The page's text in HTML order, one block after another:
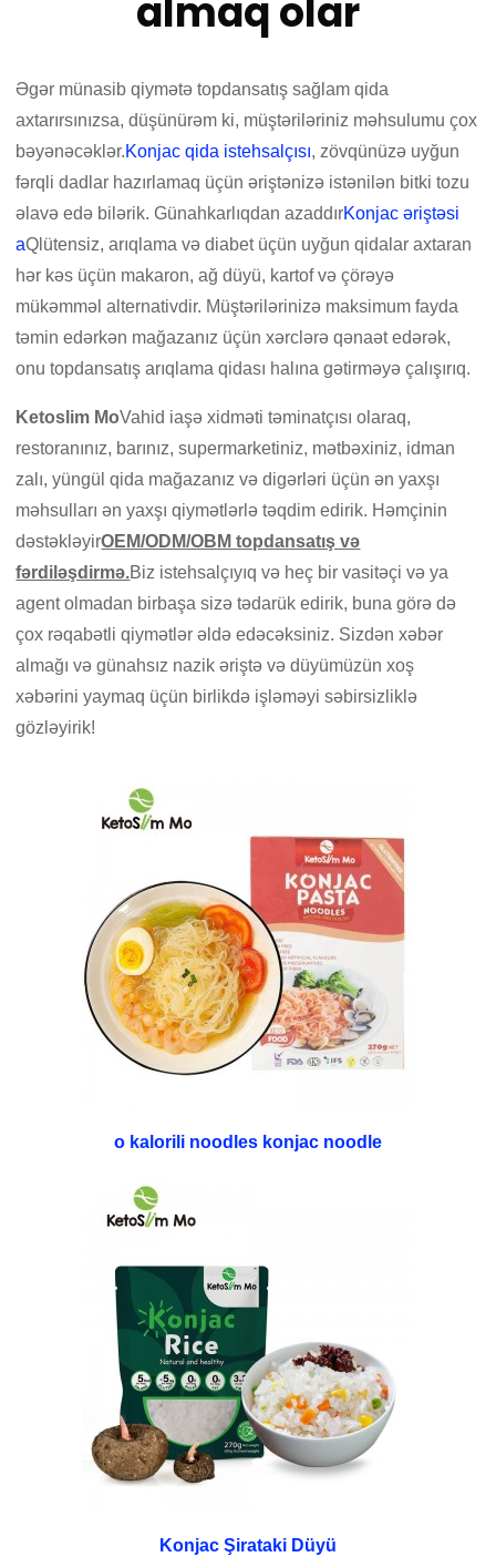
almaq olar
Əgər münasib qiymətə topdansatış sağlam qida
axtarırsınızsa, düşünürəm ki, müştəriləriniz məhsulumu çox
bəyənəcəklər.Konjac qida istehsalçısı, zövqünüzə uyğun
fərqli dadlar hazırlamaq üçün əriştənizə istənilən bitki tozu
əlavə edə bilərik. Günahkarlıqdan azaddırKonjac əriştəsi
aQlütensiz, arıqlama və diabet üçün uyğun qidalar axtaran
hər kəs üçün makaron, ağ düyü, kartof və çörəyə
mükəmməl alternativdir. Müştərilərinizə maksimum fayda
təmin edərkən mağazanız üçün xərclərə qənaət edərək,
onu topdansatış arıqlama qidası halına gətirməyə çalışırıq.
Ketoslim MoVahid iaşə xidməti təminatçısı olaraq,
restoranınız, barınız, supermarketiniz, mətbəxiniz, idman
zalı, yüngül qida mağazanız və digərləri üçün ən yaxşı
məhsulları ən yaxşı qiymətlərlə təqdim edirik. Həmçinin
dəstəkləyirOEM/ODM/OBM topdansatış və
fərdiləşdirmə.Biz istehsalçıyıq və heç bir vasitəçi və ya
agent olmadan birbaşa sizə tədarük edirik, buna görə də
çox rəqabətli qiymətlər əldə edəcəksiniz. Sizdən xəbər
almağı və günahsız nazik əriştə və düyümüzün xoş
xəbərini yaymaq üçün birlikdə işləməyi səbirsizliklə
gözləyirik!
o kalorili noodles konjac noodle
Konjac Şirataki Düyü